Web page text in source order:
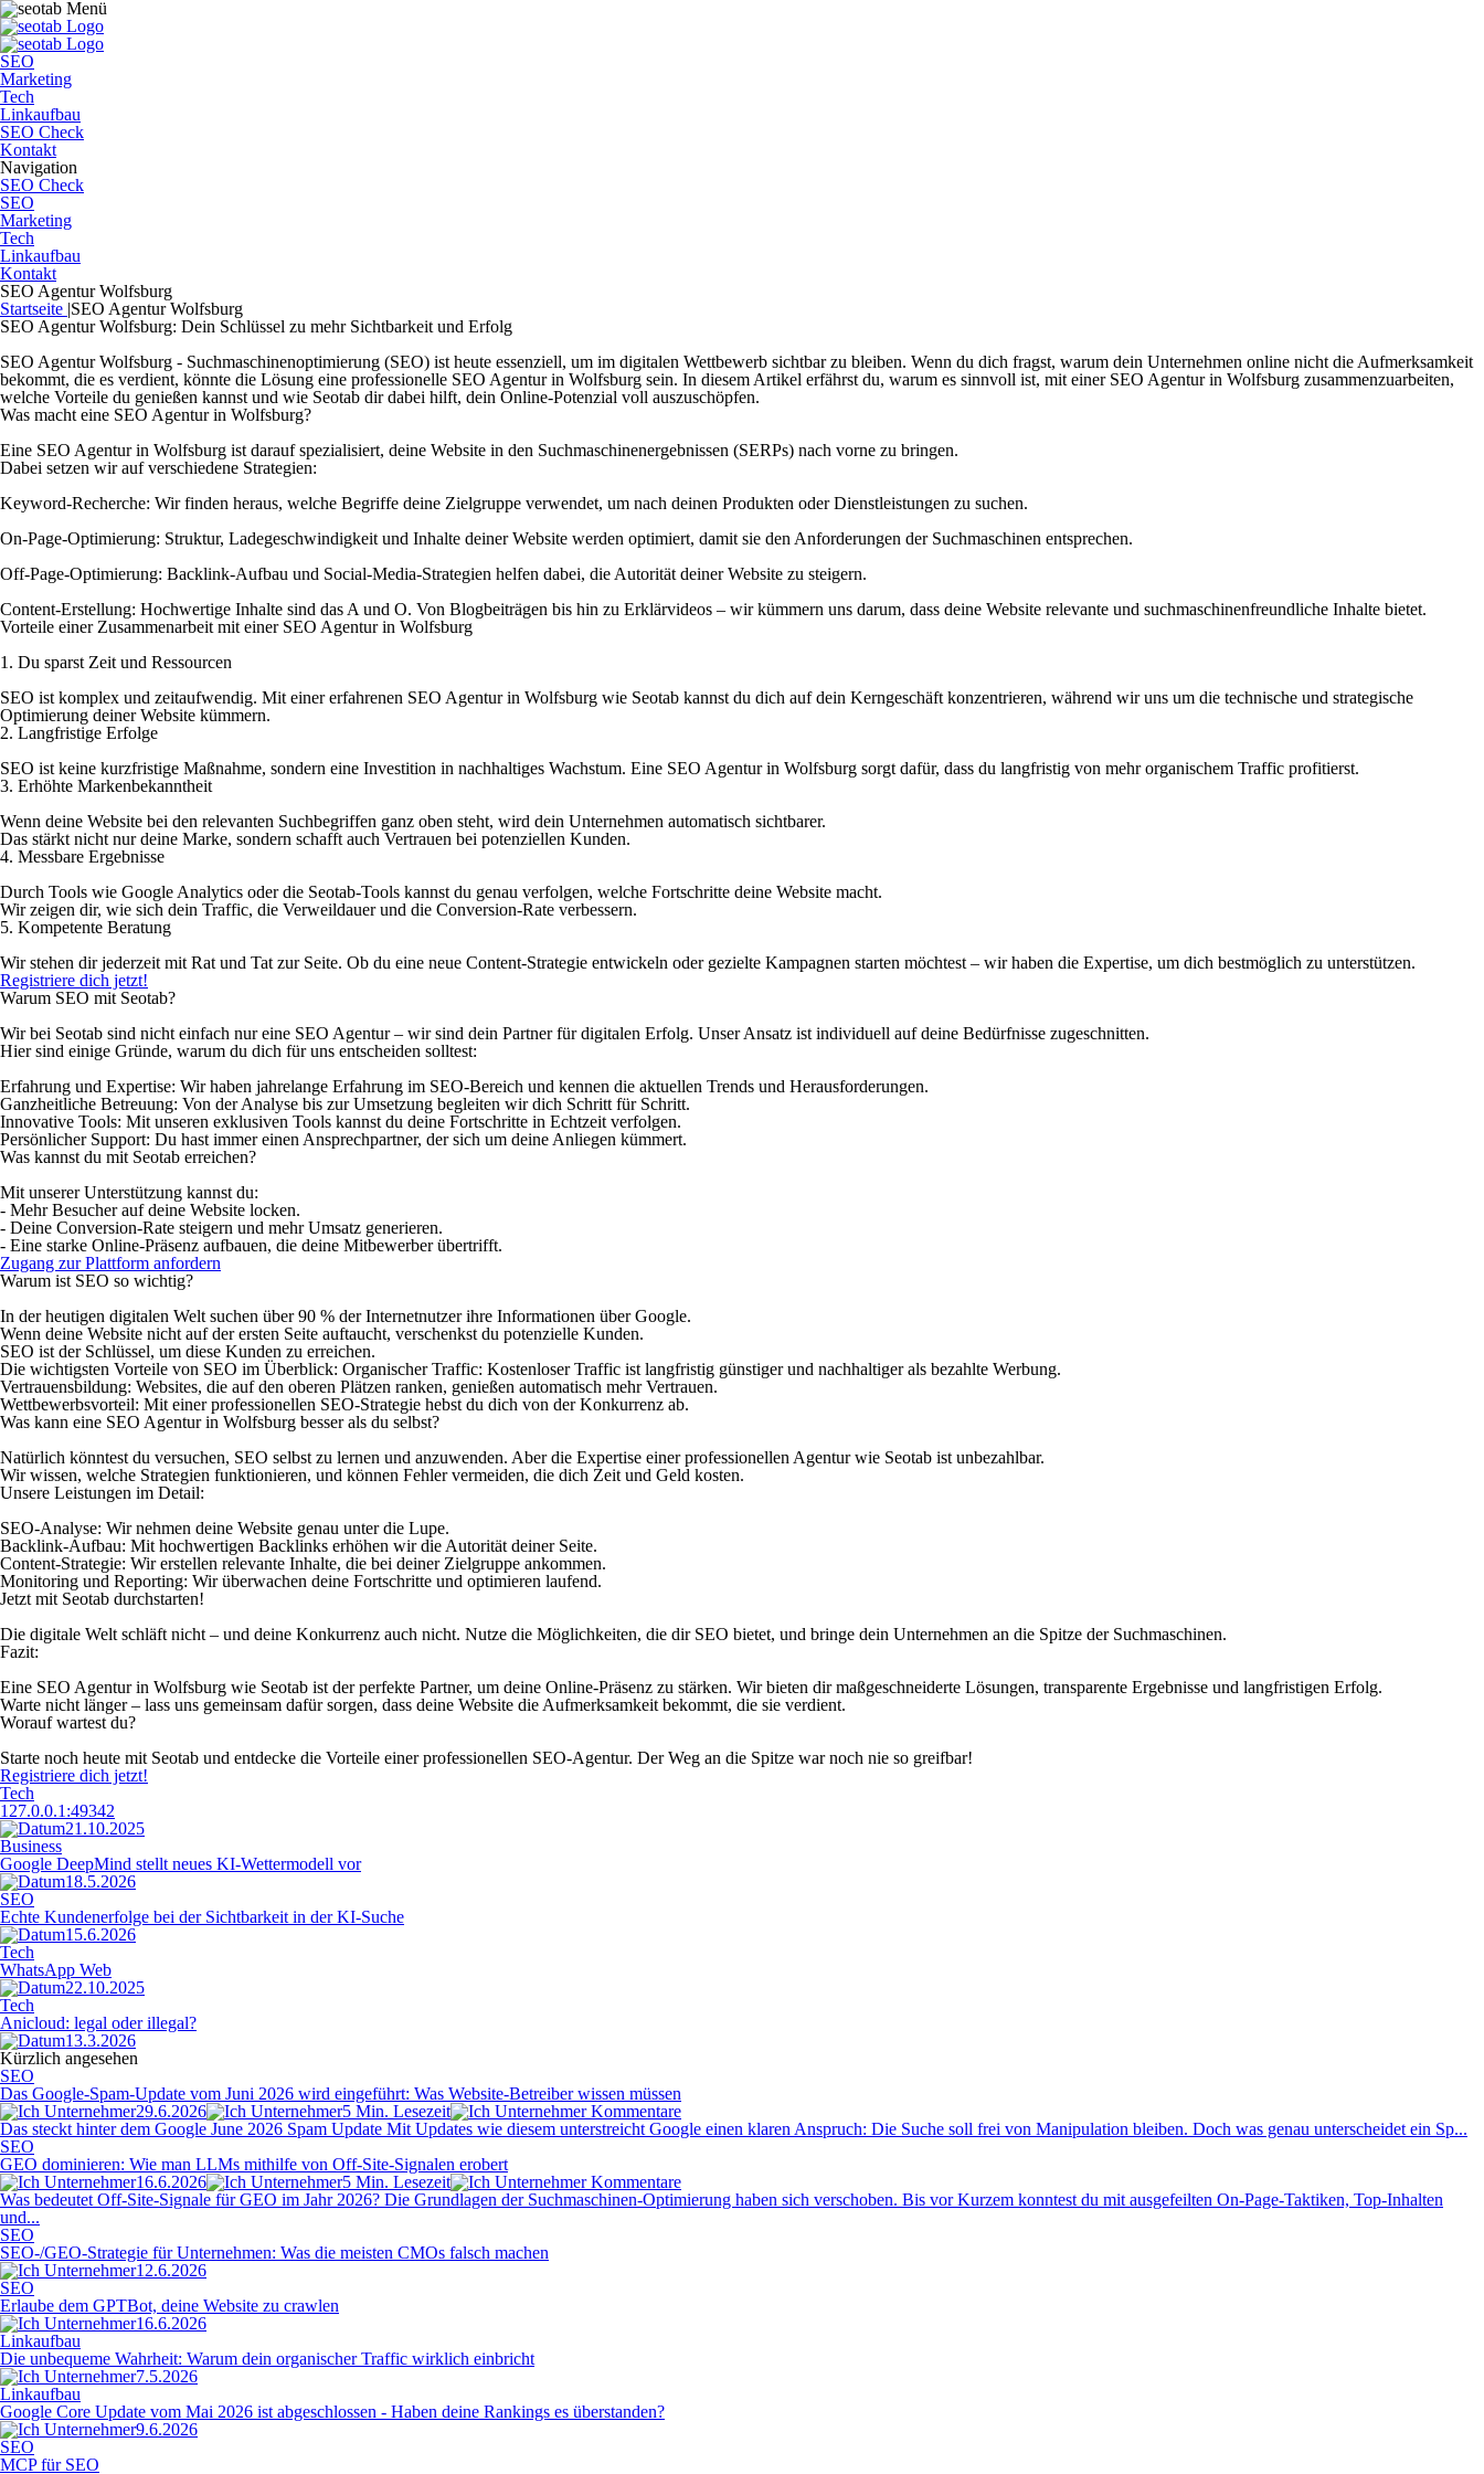
SEO
Marketing
Tech
Linkaufbau
SEO Check
Kontakt
Navigation
SEO Check
SEO
Marketing
Tech
Linkaufbau
Kontakt
SEO Agentur Wolfsburg
Startseite |SEO Agentur Wolfsburg
SEO Agentur Wolfsburg: Dein Schlüssel zu mehr Sichtbarkeit und Erfolg
SEO Agentur Wolfsburg - Suchmaschinenoptimierung (SEO) ist heute essenziell, um im digitalen Wettbewerb sichtbar zu bleiben. Wenn du dich fragst, warum dein Unternehmen online nicht die Aufmerksamkeit
bekommt, die es verdient, könnte die Lösung eine professionelle SEO Agentur in Wolfsburg sein. In diesem Artikel erfährst du, warum es sinnvoll ist, mit einer SEO Agentur in Wolfsburg zusammenzuarbeiten,
welche Vorteile du genießen kannst und wie Seotab dir dabei hilft, dein Online-Potenzial voll auszuschöpfen.
Was macht eine SEO Agentur in Wolfsburg?
Eine SEO Agentur in Wolfsburg ist darauf spezialisiert, deine Website in den Suchmaschinenergebnissen (SERPs) nach vorne zu bringen.
Dabei setzen wir auf verschiedene Strategien:
Keyword-Recherche: Wir finden heraus, welche Begriffe deine Zielgruppe verwendet, um nach deinen Produkten oder Dienstleistungen zu suchen.
On-Page-Optimierung: Struktur, Ladegeschwindigkeit und Inhalte deiner Website werden optimiert, damit sie den Anforderungen der Suchmaschinen entsprechen.
Off-Page-Optimierung: Backlink-Aufbau und Social-Media-Strategien helfen dabei, die Autorität deiner Website zu steigern.
Content-Erstellung: Hochwertige Inhalte sind das A und O. Von Blogbeiträgen bis hin zu Erklärvideos – wir kümmern uns darum, dass deine Website relevante und suchmaschinenfreundliche Inhalte bietet.
Vorteile einer Zusammenarbeit mit einer SEO Agentur in Wolfsburg
1. Du sparst Zeit und Ressourcen
SEO ist komplex und zeitaufwendig. Mit einer erfahrenen SEO Agentur in Wolfsburg wie Seotab kannst du dich auf dein Kerngeschäft konzentrieren, während wir uns um die technische und strategische
Optimierung deiner Website kümmern.
2. Langfristige Erfolge
SEO ist keine kurzfristige Maßnahme, sondern eine Investition in nachhaltiges Wachstum. Eine SEO Agentur in Wolfsburg sorgt dafür, dass du langfristig von mehr organischem Traffic profitierst.
3. Erhöhte Markenbekanntheit
Wenn deine Website bei den relevanten Suchbegriffen ganz oben steht, wird dein Unternehmen automatisch sichtbarer.
Das stärkt nicht nur deine Marke, sondern schafft auch Vertrauen bei potenziellen Kunden.
4. Messbare Ergebnisse
Durch Tools wie Google Analytics oder die Seotab-Tools kannst du genau verfolgen, welche Fortschritte deine Website macht.
Wir zeigen dir, wie sich dein Traffic, die Verweildauer und die Conversion-Rate verbessern.
5. Kompetente Beratung
Wir stehen dir jederzeit mit Rat und Tat zur Seite. Ob du eine neue Content-Strategie entwickeln oder gezielte Kampagnen starten möchtest – wir haben die Expertise, um dich bestmöglich zu unterstützen.
Registriere dich jetzt!
Warum SEO mit Seotab?
Wir bei Seotab sind nicht einfach nur eine SEO Agentur – wir sind dein Partner für digitalen Erfolg. Unser Ansatz ist individuell auf deine Bedürfnisse zugeschnitten.
Hier sind einige Gründe, warum du dich für uns entscheiden solltest:
Erfahrung und Expertise: Wir haben jahrelange Erfahrung im SEO-Bereich und kennen die aktuellen Trends und Herausforderungen.
Ganzheitliche Betreuung: Von der Analyse bis zur Umsetzung begleiten wir dich Schritt für Schritt.
Innovative Tools: Mit unseren exklusiven Tools kannst du deine Fortschritte in Echtzeit verfolgen.
Persönlicher Support: Du hast immer einen Ansprechpartner, der sich um deine Anliegen kümmert.
Was kannst du mit Seotab erreichen?
Mit unserer Unterstützung kannst du:
- Mehr Besucher auf deine Website locken.
- Deine Conversion-Rate steigern und mehr Umsatz generieren.
- Eine starke Online-Präsenz aufbauen, die deine Mitbewerber übertrifft.
Zugang zur Plattform anfordern
Warum ist SEO so wichtig?
In der heutigen digitalen Welt suchen über 90 % der Internetnutzer ihre Informationen über Google.
Wenn deine Website nicht auf der ersten Seite auftaucht, verschenkst du potenzielle Kunden.
SEO ist der Schlüssel, um diese Kunden zu erreichen.
Die wichtigsten Vorteile von SEO im Überblick: Organischer Traffic: Kostenloser Traffic ist langfristig günstiger und nachhaltiger als bezahlte Werbung.
Vertrauensbildung: Websites, die auf den oberen Plätzen ranken, genießen automatisch mehr Vertrauen.
Wettbewerbsvorteil: Mit einer professionellen SEO-Strategie hebst du dich von der Konkurrenz ab.
Was kann eine SEO Agentur in Wolfsburg besser als du selbst?
Natürlich könntest du versuchen, SEO selbst zu lernen und anzuwenden. Aber die Expertise einer professionellen Agentur wie Seotab ist unbezahlbar.
Wir wissen, welche Strategien funktionieren, und können Fehler vermeiden, die dich Zeit und Geld kosten.
Unsere Leistungen im Detail:
SEO-Analyse: Wir nehmen deine Website genau unter die Lupe.
Backlink-Aufbau: Mit hochwertigen Backlinks erhöhen wir die Autorität deiner Seite.
Content-Strategie: Wir erstellen relevante Inhalte, die bei deiner Zielgruppe ankommen.
Monitoring und Reporting: Wir überwachen deine Fortschritte und optimieren laufend.
Jetzt mit Seotab durchstarten!
Die digitale Welt schläft nicht – und deine Konkurrenz auch nicht. Nutze die Möglichkeiten, die dir SEO bietet, und bringe dein Unternehmen an die Spitze der Suchmaschinen.
Fazit:
Eine SEO Agentur in Wolfsburg wie Seotab ist der perfekte Partner, um deine Online-Präsenz zu stärken. Wir bieten dir maßgeschneiderte Lösungen, transparente Ergebnisse und langfristigen Erfolg.
Warte nicht länger – lass uns gemeinsam dafür sorgen, dass deine Website die Aufmerksamkeit bekommt, die sie verdient.
Worauf wartest du?
Starte noch heute mit Seotab und entdecke die Vorteile einer professionellen SEO-Agentur. Der Weg an die Spitze war noch nie so greifbar!
Registriere dich jetzt!
Tech
127.0.0.1:49342
21.10.2025
Business
Google DeepMind stellt neues KI-Wettermodell vor
18.5.2026
SEO
Echte Kundenerfolge bei der Sichtbarkeit in der KI-Suche
15.6.2026
Tech
WhatsApp Web
22.10.2025
Tech
Anicloud: legal oder illegal?
13.3.2026
Kürzlich angesehen
SEO
Das Google-Spam-Update vom Juni 2026 wird eingeführt: Was Website-Betreiber wissen müssen
29.6.2026
5 Min. Lesezeit
Kommentare
Das steckt hinter dem Google June 2026 Spam Update Mit Updates wie diesem unterstreicht Google einen klaren Anspruch: Die Suche soll frei von Manipulation bleiben. Doch was genau unterscheidet ein Sp...
SEO
GEO dominieren: Wie man LLMs mithilfe von Off-Site-Signalen erobert
16.6.2026
5 Min. Lesezeit
Kommentare
Was bedeutet Off-Site-Signale für GEO im Jahr 2026? Die Grundlagen der Suchmaschinen-Optimierung haben sich verschoben. Bis vor Kurzem konntest du mit ausgefeilten On-Page-Taktiken, Top-Inhalten
und...
SEO
SEO-/GEO-Strategie für Unternehmen: Was die meisten CMOs falsch machen
12.6.2026
SEO
Erlaube dem GPTBot, deine Website zu crawlen
16.6.2026
Linkaufbau
Die unbequeme Wahrheit: Warum dein organischer Traffic wirklich einbricht
7.5.2026
Linkaufbau
Google Core Update vom Mai 2026 ist abgeschlossen - Haben deine Rankings es überstanden?
9.6.2026
SEO
MCP für SEO